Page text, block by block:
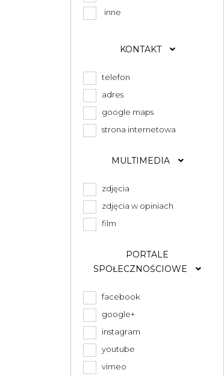
inne
KONTAKT
telefon
adres
google maps
strona internetowa
MULTIMEDIA
zdjęcia
zdjęcia w opiniach
film
PORTALE
SPOŁECZNOŚCIOWE
facebook
google+
instagram
youtube
vimeo